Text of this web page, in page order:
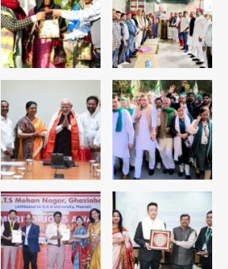
रोहित चौधरी गैंग का कुख्यात बदमाश राजस्थान
से गिरफ्तार
Team JHJ
पुरा महादेव से बेटियों के स्वास्थ्य और सुरक्षा का
संदेश
Team JHJ
अब पहला स्थान हासिल करना लक्ष्य: डीएम
Team JHJ